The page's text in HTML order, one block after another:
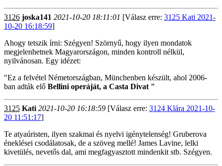
3126 joska141 2021-10-20 18:11:01 [Válasz erre: 3125 Kati 2021-
10-20 16:18:59]
Ahogy tetszik írni: Szégyen! Szörnyű, hogy ilyen mondatok
megjelenhetnek Magyarországon, minden kontroll nélkül,
nyilvánosan. Egy idézet:
"Ez a felvétel Németországban, Münchenben készült, ahol 2006-
ban adták elő Bellini operáját, a Casta Divat "
3125 Kati 2021-10-20 16:18:59 [Válasz erre: 3124 Klára 2021-10-
20 11:51:17]
Te atyaúristen, ilyen szakmai és nyelvi igénytelenség! Gruberova
éneklései csodálatosak, de a szöveg mellé! James Lavine, lelki
kivetülés, nevetős dal, ami megfagyasztott mindenkit stb. Szégyen.